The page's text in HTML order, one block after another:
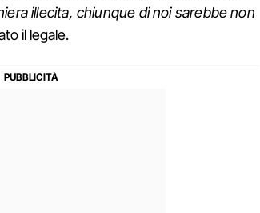
illecita, chiunque di noi sarebbe non
il legale.